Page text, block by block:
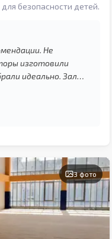
безопасности детей.
Не
изготовили
идеально. Зал
3 фото